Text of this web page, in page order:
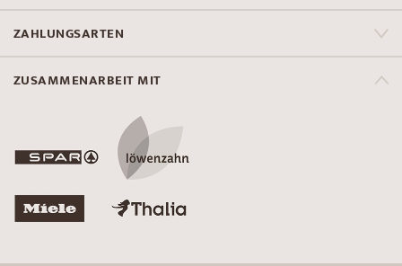
ZAHLUNGSARTEN
ZUSAMMENARBEIT MIT